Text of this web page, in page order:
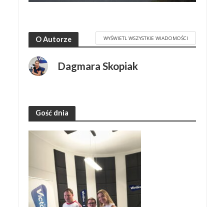
O Autorze WYŚWIETL WSZYSTKIE WIADOMOŚCI
Dagmara Skopiak
Gość dnia